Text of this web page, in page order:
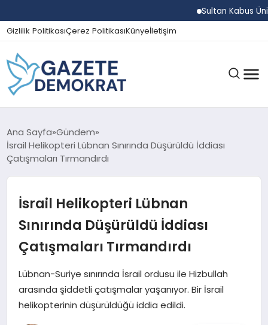
Sultan Kabus
Gizlilik PolitikasıÇerez PolitikasıKünyeİletişim
GÜNDEM
EKONOMI
SPOR
SAĞLIK
Ana Sayfa Gündem
İsrail Helikopteri Lübnan Sınırında Düşürüldü İddiası
Çatışmaları Tırmandırdı
İsrail Helikopteri Lübnan
Sınırında Düşürüldü İddiası
Çatışmaları Tırmandırdı
Lübnan-Suriye sınırında İsrail ordusu ile Hizbullah
arasında şiddetli çatışmalar yaşanıyor. Bir İsrail
helikopterinin düşürüldüğü iddia edildi.